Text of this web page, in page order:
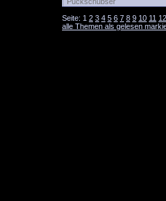
Seite: 1 2 3 4 5 6 7 8 9 10 11 12
alle Themen als gelesen